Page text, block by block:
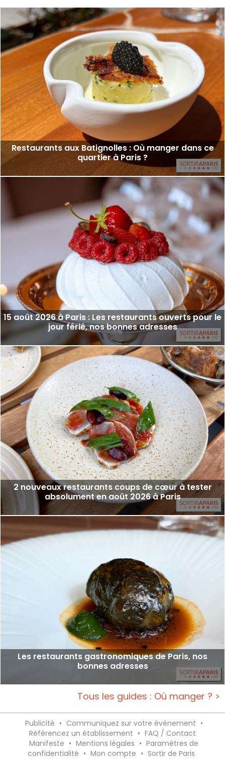
Restaurants aux Batignolles : Où manger dans ce
quartier à Paris ?
15 août 2026 à Paris : Les restaurants ouverts pour le
jour férié, nos bonnes adresses
2 nouveaux restaurants coups de cœur à tester
absolument en août 2026 à Paris
Les restaurants gastronomiques de Paris, nos
bonnes adresses
Tous les guides : Où manger ? >
Publicité • Communiquez sur votre événement •
Référencez un établissement • FAQ / Contact
Manifeste • Mentions légales • Paramètres de
confidentialité • Mon compte • Sortir de Paris